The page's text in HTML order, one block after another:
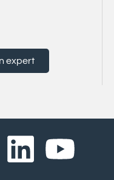
expert